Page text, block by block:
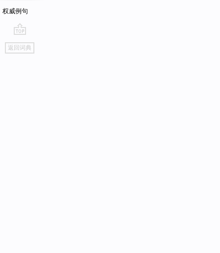
权威例句
go
top
返回词典